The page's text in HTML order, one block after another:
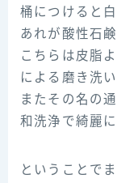
桶につけると
あれが酸性石
こちらは皮脂
による磨き洗
またその名の
和洗浄で綺麗
ということで